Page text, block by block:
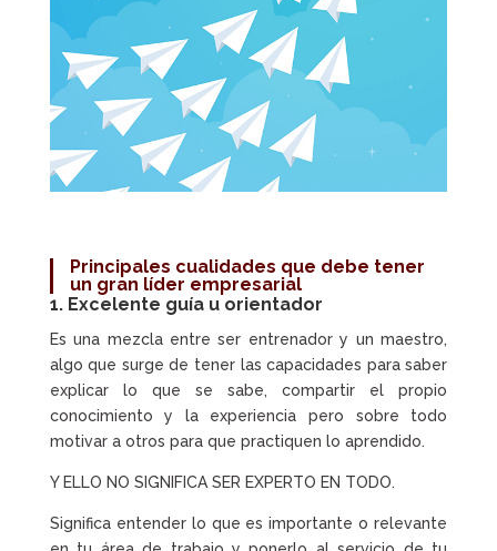
Principales cualidades que debe tener
un gran líder empresarial
1. Excelente guía u orientador
Es una mezcla entre ser entrenador y un maestro,
algo que surge de tener las capacidades para saber
explicar lo que se sabe, compartir el propio
conocimiento y la experiencia pero sobre todo
motivar a otros para que practiquen lo aprendido.
Y ELLO NO SIGNIFICA SER EXPERTO EN TODO.
Significa entender lo que es importante o relevante